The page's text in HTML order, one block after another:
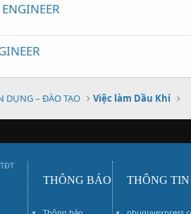
DỤNG – ĐÀO TẠO Việc làm Dầu Khí
THÔNG BÁO THÔNG TIN